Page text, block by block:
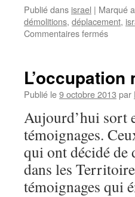
Publié dans israel | Marqué
démolitions, déplacement,
Commentaires fermés
Publié le9 octobre 2013 par
Aujourd’hui sort
témoignages.
qui ont décidé de
dans les
témoignages qui